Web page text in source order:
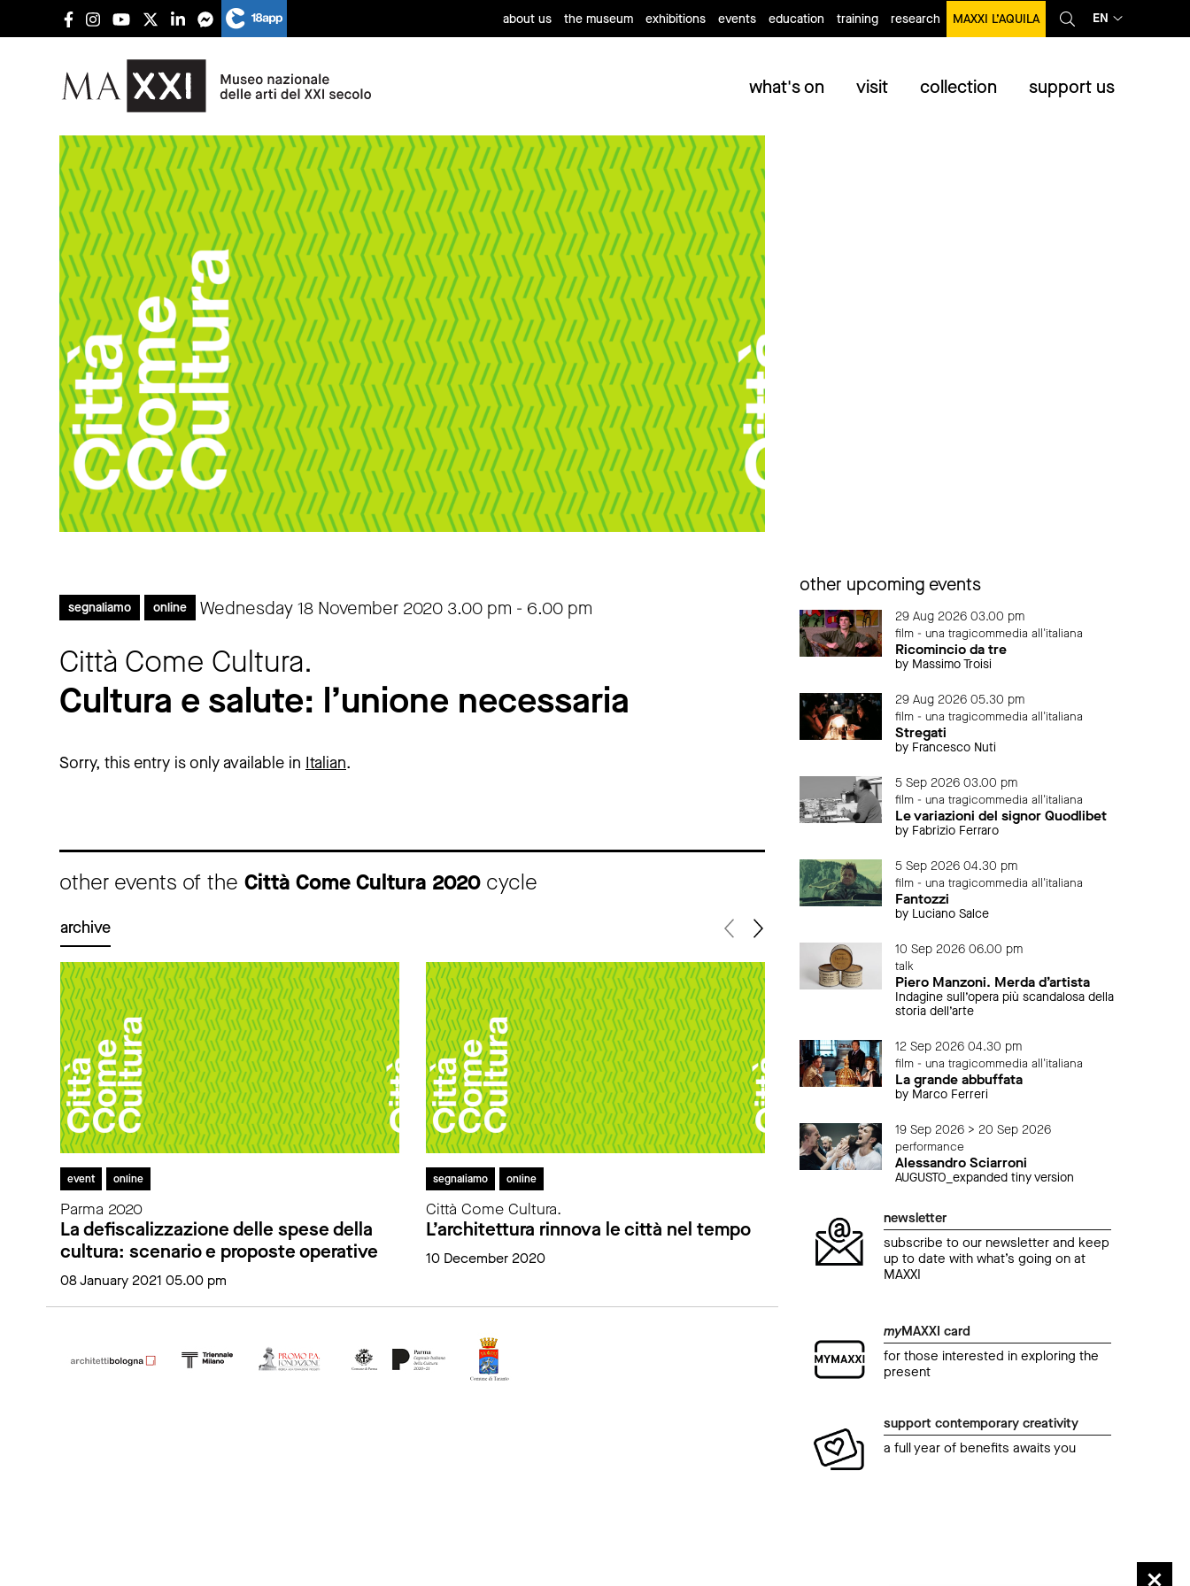
about us the museum exhibitions events education training research MAXXI L’AQUILA EN
what's on visit collection support us
segnaliamo online Wednesday 18 November 2020 3.00 pm - 6.00 pm
Città Come Cultura.
Cultura e salute: l’unione necessaria
Sorry, this entry is only available in Italian.
other events of the Città Come Cultura 2020 cycle
archive
event online
Parma 2020
La defiscalizzazione delle spese della
cultura: scenario e proposte operative
08 January 2021 05.00 pm
segnaliamo online
Città Come Cultura.
L’architettura rinnova le città nel tempo
10 December 2020
online
Città Come Cultura.
Ecosistema Taranto. La Cultura della
transizione
27 November 2020
other upcoming events
29 Aug 2026 03.00 pm
film - una tragicommedia all'italiana
Ricomincio da tre
by Massimo Troisi
29 Aug 2026 05.30 pm
film - una tragicommedia all'italiana
Stregati
by Francesco Nuti
5 Sep 2026 03.00 pm
film - una tragicommedia all'italiana
Le variazioni del signor Quodlibet
by Fabrizio Ferraro
5 Sep 2026 04.30 pm
film - una tragicommedia all'italiana
Fantozzi
by Luciano Salce
10 Sep 2026 06.00 pm
talk
Piero Manzoni. Merda d’artista
Indagine sull’opera più scandalosa della
storia dell’arte
12 Sep 2026 04.30 pm
film - una tragicommedia all'italiana
La grande abbuffata
by Marco Ferreri
19 Sep 2026 > 20 Sep 2026
performance
Alessandro Sciarroni
AUGUSTO_expanded tiny version
newsletter
subscribe to our newsletter and keep
up to date with what’s going on at
MAXXI
myMAXXI card
for those interested in exploring the
present
support contemporary creativity
a full year of benefits awaits you